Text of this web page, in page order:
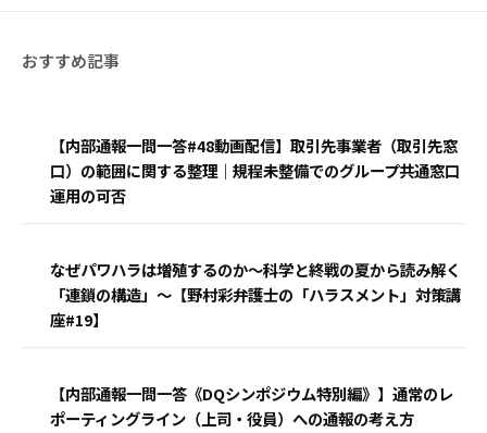
【内部通報一問一答#48動画配信】取引先事業者（取引先窓
口）の範囲に関する整理｜規程未整備でのグループ共通窓口
運用の可否
なぜパワハラは増殖するのか〜科学と終戦の夏から読み解く
「連鎖の構造」〜【野村彩弁護士の「ハラスメント」対策講
座#19】
【内部通報一問一答《DQシンポジウム特別編》】通常のレ
ポーティングライン（上司・役員）への通報の考え方